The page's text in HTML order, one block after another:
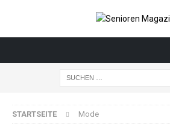
STARTSEITE Mode